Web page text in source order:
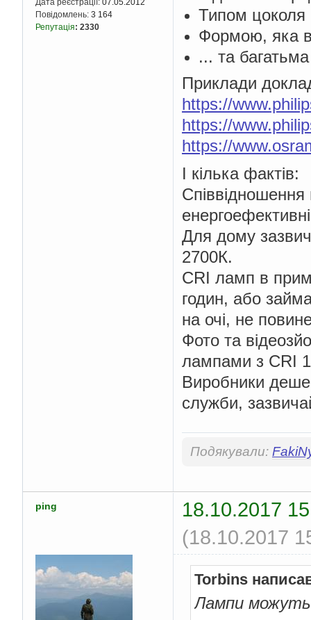
Дата реєстрації: 07.05.2012
Повідомлень: 3 164
Репутація: 2330
Типом
Формою, яка
... та
Приклади
https://
https://
https://
І кілька фактів:
Для дому
2700К.
CRI ламп в
годин, або
на очі, не
Фото та
лампами з CRI
Виробники
служби,
Подякували:
ping
18.10.2017
(18.10.2017
Torbins
Лампи можуть